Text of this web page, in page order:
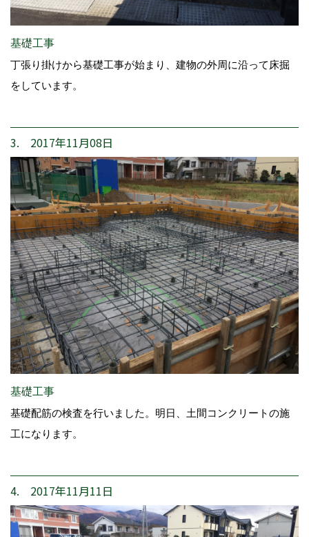
基礎工事
丁張り掛けから基礎工事が始まり、建物の外周に沿って床掘
をしています。
3. 2017年11月08日
基礎工事
基礎配筋の検査を行いました。明日、土間コンクリートの施
工になります。
4. 2017年11月11日